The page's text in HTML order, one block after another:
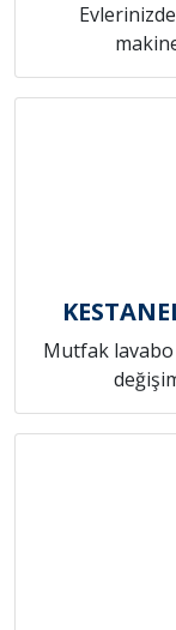
Mutfak lavabo